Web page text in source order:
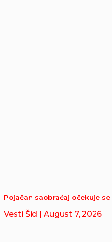
Pojačan saobraćaj očekuje
Vesti Šid | August 7, 2026